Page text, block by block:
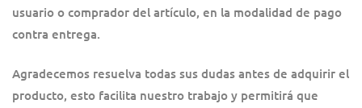
usuario o comprador del artículo, en la modalidad de pago
contra entrega.
Agradecemos resuelva todas sus dudas antes de adquirir el
producto, esto facilita nuestro trabajo y permitirá que